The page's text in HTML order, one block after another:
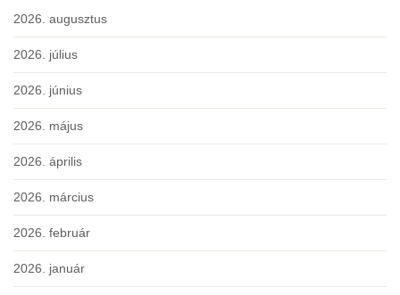
2026. augusztus
2026. július
2026. június
2026. május
2026. április
2026. március
2026. február
2026. január